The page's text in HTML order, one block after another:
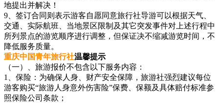
地提出并解决！
9、签订合同则表示游客自愿同意旅行社导游可以根据天气、
交通、实际航班、当地景区限制及其它突发事件对上述行程中
所列景点的游览顺序进行调整，但保证决不缩减游览时间，不
降低服务质量。
重庆中国青年旅行社温馨提示
（一）、旅游报价不包含以下服务内容：
1、保险：为确保人身、财产安全保障，旅游社强烈建议每位
游客购买“旅游人身意外伤害险”保费、保额及具体赔付标准参
照保险公司条款；